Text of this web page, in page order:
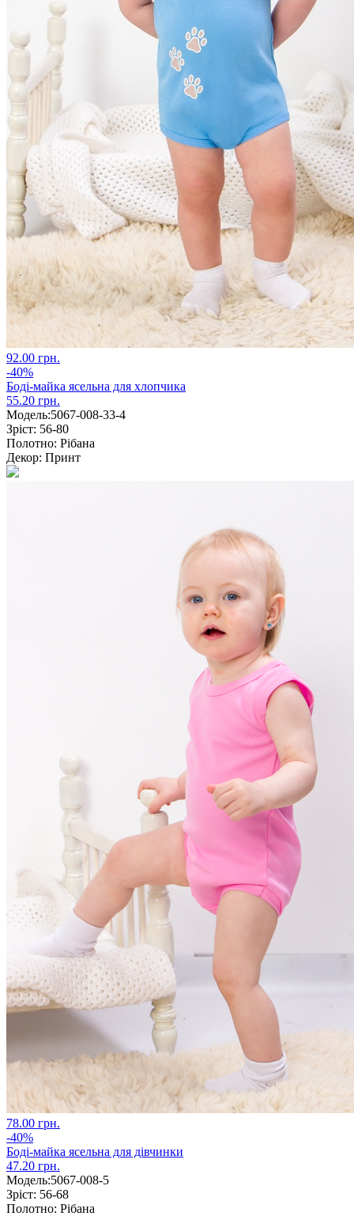
92.00 грн.
-40%
Боді-майка ясельна для хлопчика
55.20 грн.
Модель:5067-008-33-4
Зріст: 56-80
Полотно: Рібана
Декор: Принт
78.00 грн.
-40%
Боді-майка ясельна для дівчинки
47.20 грн.
Модель:5067-008-5
Зріст: 56-68
Полотно: Рібана